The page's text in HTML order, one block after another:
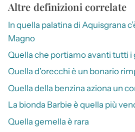
Altre definizioni correlate
In quella palatina di Aquisgrana
Magno
Quella che portiamo avanti tutti i
Quella d’orecchi è un bonario
Quella della benzina aziona un
La bionda Barbie è quella più
Quella gemella è rara